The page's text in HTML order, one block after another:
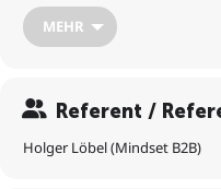
Wie können kleine Teams
Kundengewinnung
Wie lassen sich
kontinuierlich verbessern?
MEHR
Referent /
Holger Löbel (Mindset B2B)